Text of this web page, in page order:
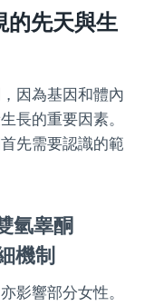
的先天與生
因為基因和體內
長的重要因素。
先需要認識的範
氫睾酮
機制
影響部分女性。